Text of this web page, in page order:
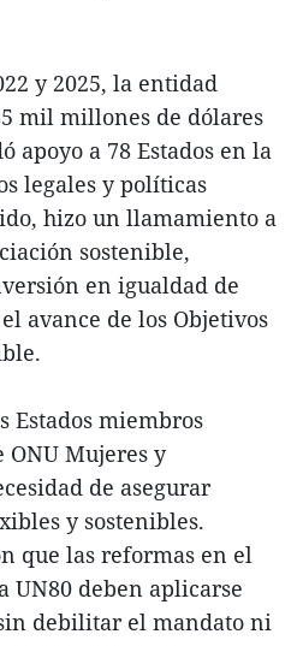
y 2025, la entidad
mil millones de dólares
apoyo a 78 Estados en la
legales y políticas
hizo un llamamiento a
sostenible,
en igualdad de
avance de los Objetivos
Estados miembros
Mujeres y
de asegurar
y sostenibles.
que las reformas en el
deben aplicarse
debilitar el mandato ni